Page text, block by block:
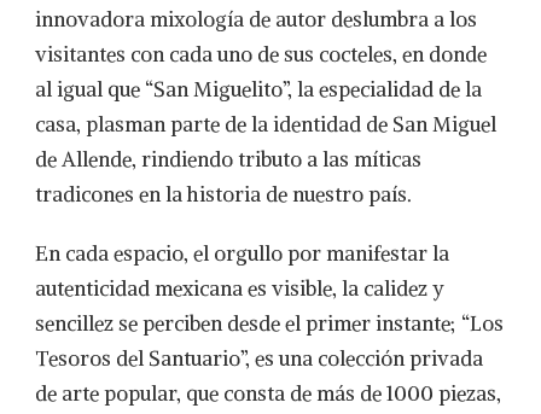
innovadora mixología de autor deslumbra a los
visitantes con cada uno de sus cocteles, en donde
al igual que “San Miguelito”, la especialidad de la
casa, plasman parte de la identidad de San Miguel
de Allende, rindiendo tributo a las míticas
tradicones en la historia de nuestro país.
En cada espacio, el orgullo por manifestar la
autenticidad mexicana es visible, la calidez y
sencillez se perciben desde el primer instante; “Los
Tesoros del Santuario”, es una colección privada
de arte popular, que consta de más de 1000 piezas,